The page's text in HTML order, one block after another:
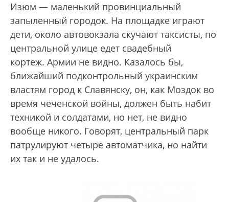
Изюм — маленький провинциальный
запыленный городок. На площадке играют
дети, около автовокзала скучают таксисты, по
центральной улице едет свадебный
кортеж. Армии не видно. Казалось бы,
ближайший подконтрольный украинским
властям город к Славянску, он, как Моздок во
время чеченской войны, должен быть набит
техникой и солдатами, но нет, не видно
вообще никого. Говорят, центральный парк
патрулируют четыре автоматчика, но найти
их так и не удалось.